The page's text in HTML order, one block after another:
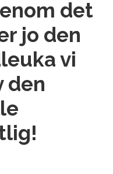
det
jo den
vi
den